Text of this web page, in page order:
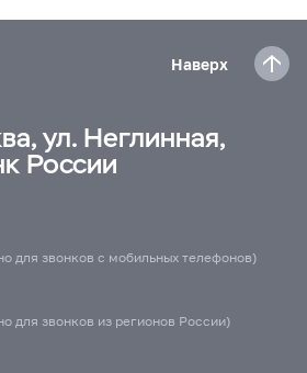
Наверх
ул. Неглинная,
России
для звонков с мобильных телефонов)
для звонков из регионов России)